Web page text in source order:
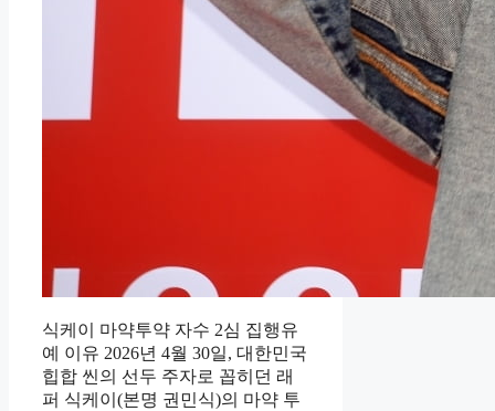
식케이 마약투약 자수 2심 집행유
예 이유 2026년 4월 30일, 대한민국
힙합 씬의 선두 주자로 꼽히던 래
퍼 식케이(본명 권민식)의 마약 투